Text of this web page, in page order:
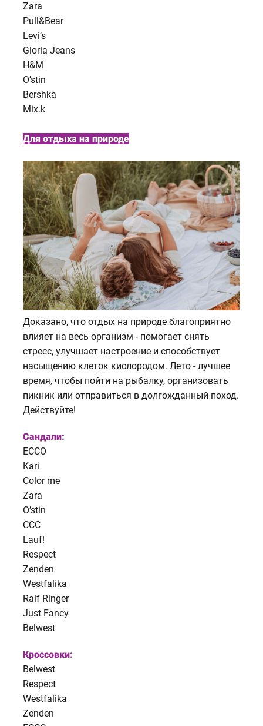
Zara
Pull&Bear
Levi’s
Gloria Jeans
H&M
O’stin
Bershka
Mix.k
Для отдыха на природе
Доказано, что отдых на природе благоприятно
влияет на весь организм - помогает снять
стресс, улучшает настроение и способствует
насыщению клеток кислородом. Лето - лучшее
время, чтобы пойти на рыбалку, организовать
пикник или отправиться в долгожданный поход.
Действуйте!
Сандали:
ECCO
Kari
Color me
Zara
O’stin
CCC
Lauf!
Respect
Zenden
Westfalika
Ralf Ringer
Just Fancy
Belwest
Кроссовки:
Belwest
Respect
Westfalika
Zenden